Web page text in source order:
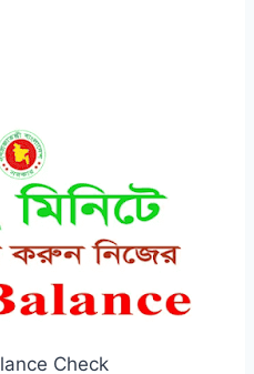
Check